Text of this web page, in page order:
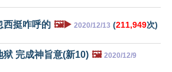
西挺咋呼的 🖼️▶️ 2020/12/13 (211,949次)
狱 完成神旨意(新10) 🖼️ 2020/12/9